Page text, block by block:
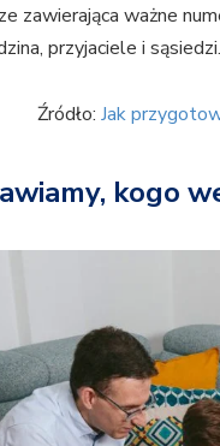
zawierająca ważne
przyjaciele i sąsiedzi.
Źródło: Jak
kogo